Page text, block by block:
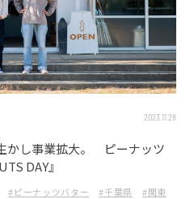
2023.11.28
かし事業拡大。 ピーナッツ
DAY』
#ピーナッツバター #千葉県 #関東